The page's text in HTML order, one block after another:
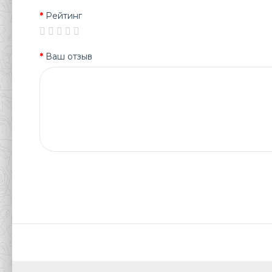
Рейтинг
Ваш отзыв